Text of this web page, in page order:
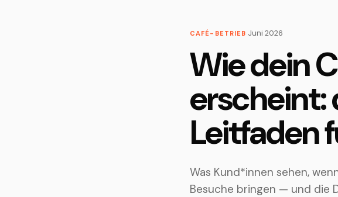
CAFÉ-BETRIEB·Juni 2026
Wie dein
erscheint:
Leitfaden
Was Kund*innen sehen,
Besuche bringen — und die